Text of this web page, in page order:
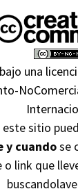
una
sitio
y cuandose
o link que